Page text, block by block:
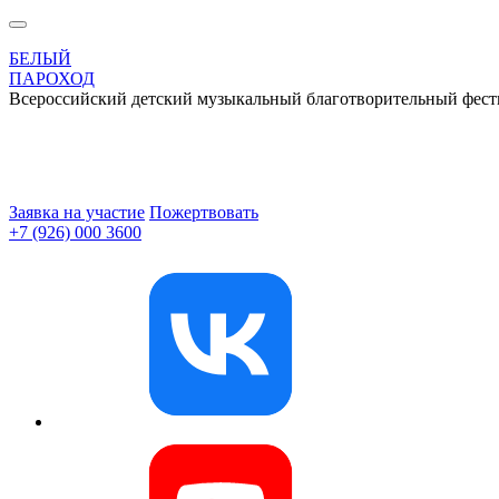
БЕЛЫЙ
ПАРОХОД
Всероссийский детский музыкальный благотворительный
Заявка на участие Пожертвовать
+7 (926) 000 3600